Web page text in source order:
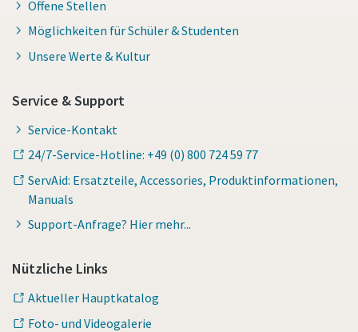
Offene Stellen
Möglichkeiten für Schüler & Studenten
Unsere Werte & Kultur
Service & Support
Service-Kontakt
24/7-Service-Hotline: +49 (0) 800 724 59 77
ServAid: Ersatzteile, Accessories, Produktinformationen,
Manuals
Support-Anfrage? Hier mehr...
Nützliche Links
Aktueller Hauptkatalog
Foto- und Videogalerie